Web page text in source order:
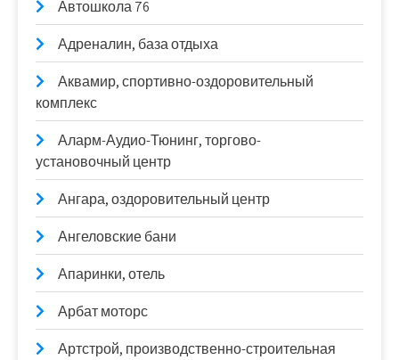
Автошкола 76
Адреналин, база отдыха
Аквамир, спортивно-оздоровительный
комплекс
Аларм-Аудио-Тюнинг, торгово-
установочный центр
Ангара, оздоровительный центр
Ангеловские бани
Апаринки, отель
Арбат моторс
Артстрой, производственно-строительная